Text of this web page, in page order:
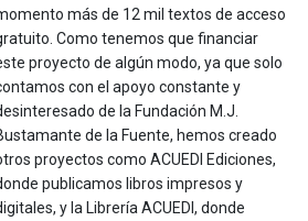
más de 12 mil textos de acceso
Como tenemos que financiar
proyecto de algún modo, ya que solo
con el apoyo constante y
de la Fundación M.J.
de la Fuente, hemos creado
proyectos como ACUEDI Ediciones,
publicamos libros impresos y
y la Librería ACUEDI, donde